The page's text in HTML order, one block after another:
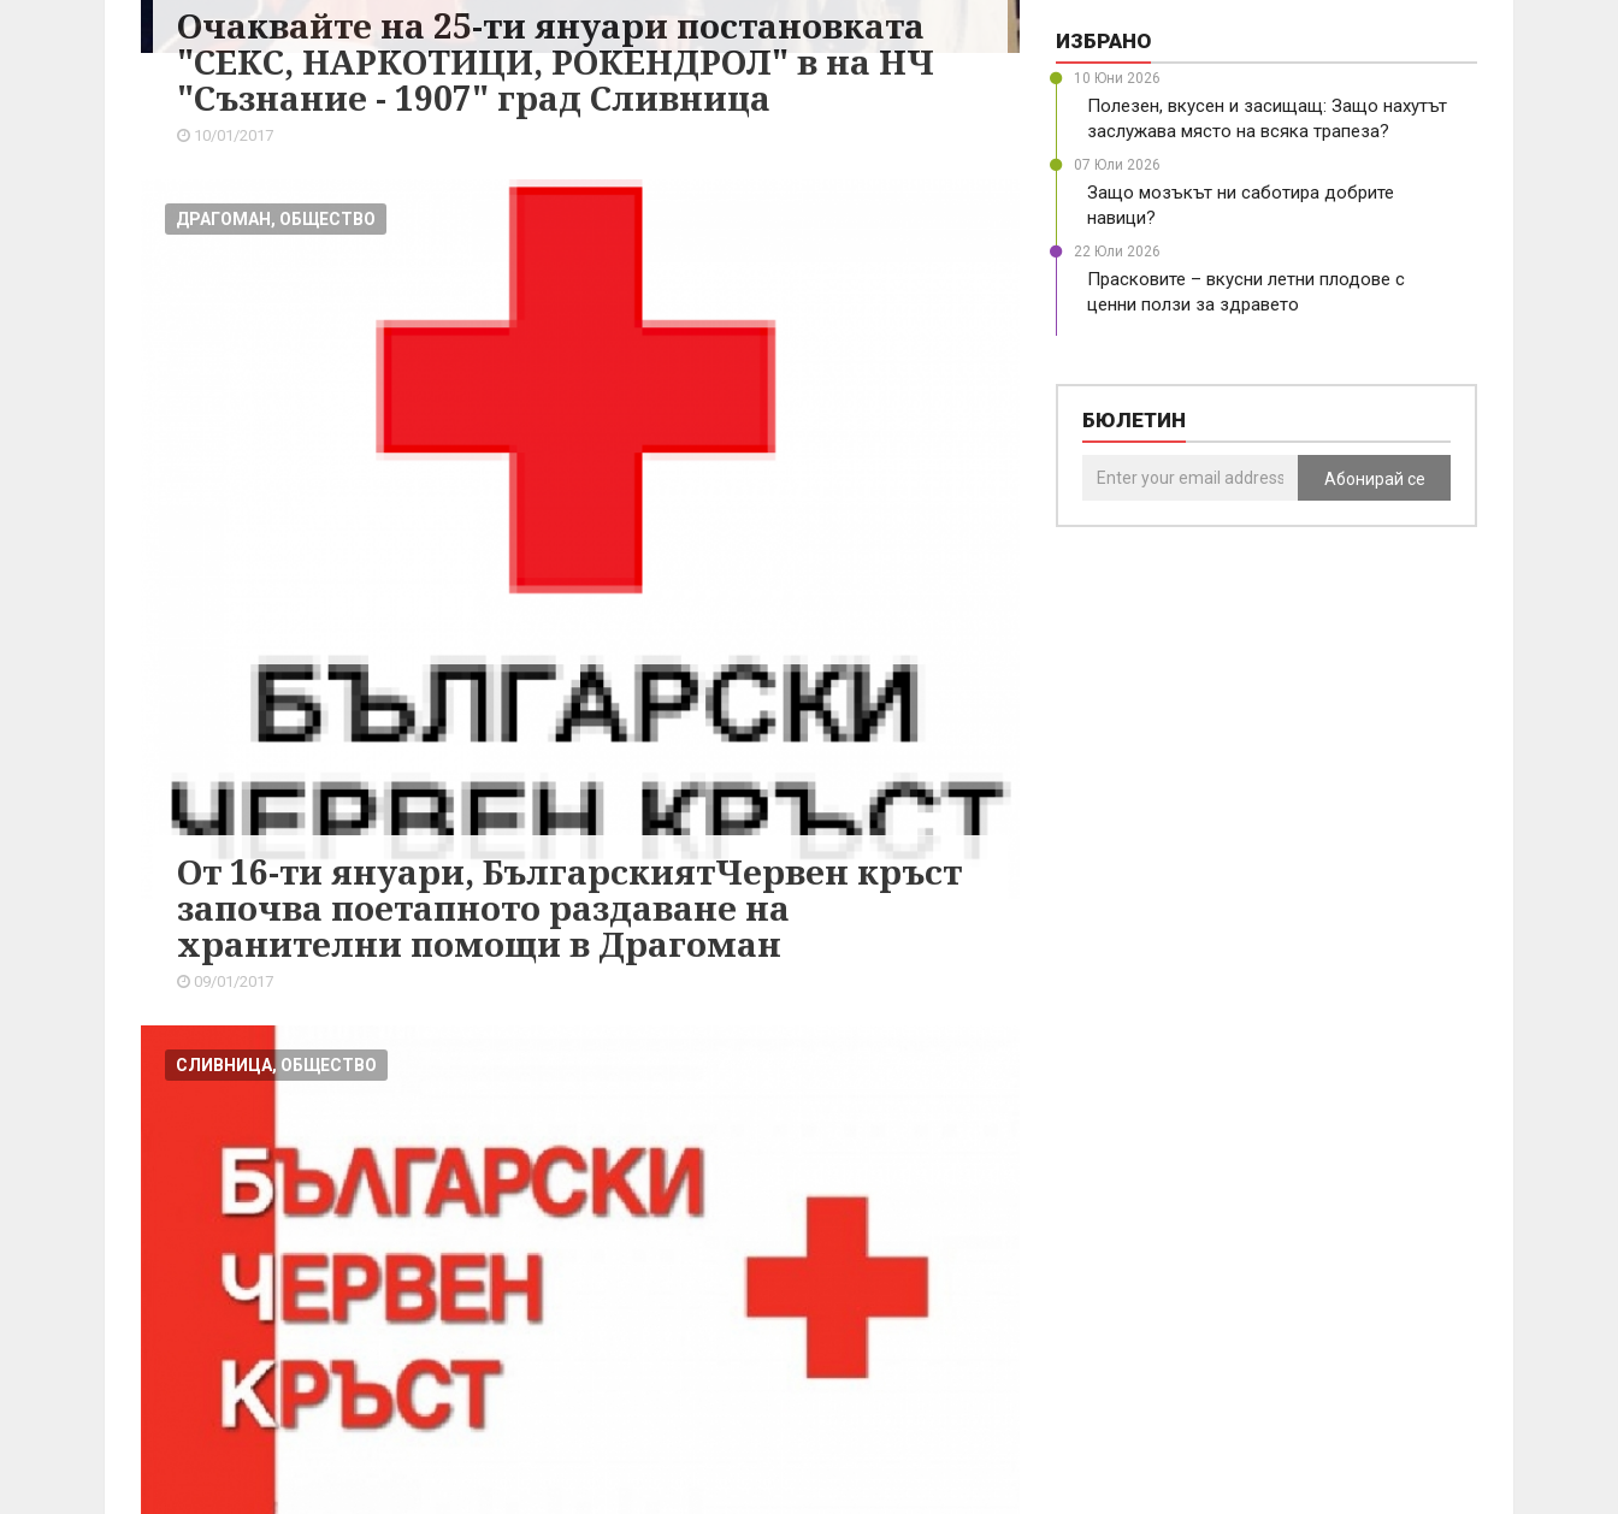
Очаквайте на 25-ти януари постановката
"СЕКС, НАРКОТИЦИ, РОКЕНДРОЛ" в на НЧ
"Съзнание - 1907" град Сливница
10/01/2017
ДРАГОМАН, ОБЩЕСТВО
От 16-ти януари, БългарскиятЧервен кръст
започва поетапното раздаване на
хранителни помощи в Драгоман
09/01/2017
СЛИВНИЦА, ОБЩЕСТВО
ИЗБРАНО
10 Юни 2026
Полезен, вкусен и засищащ: Защо нахутът
заслужава място на всяка трапеза?
07 Юли 2026
Защо мозъкът ни саботира добрите
навици?
22 Юли 2026
Прасковите – вкусни летни плодове с
ценни ползи за здравето
БЮЛЕТИН
Абонирай се